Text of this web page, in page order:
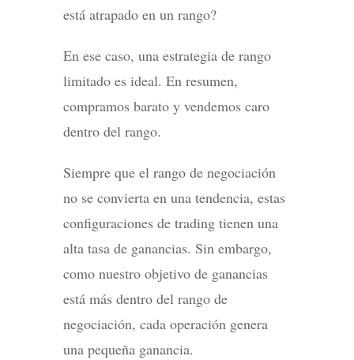
está atrapado en un rango?
En ese caso, una estrategia de rango
limitado es ideal. En resumen,
compramos barato y vendemos caro
dentro del rango.
Siempre que el rango de negociación
no se convierta en una tendencia, estas
configuraciones de trading tienen una
alta tasa de ganancias. Sin embargo,
como nuestro objetivo de ganancias
está más dentro del rango de
negociación, cada operación genera
una pequeña ganancia.